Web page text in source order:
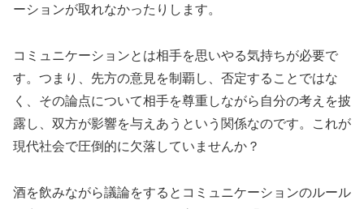
ーションが取れなかったりします。
コミュニケーションとは相手を思いやる気持ちが必要で
す。つまり、先方の意見を制覇し、否定することではな
く、その論点について相手を尊重しながら自分の考えを披
露し、双方が影響を与えあうという関係なのです。これが
現代社会で圧倒的に欠落していませんか？
酒を飲みながら議論をするとコミュニケーションのルール